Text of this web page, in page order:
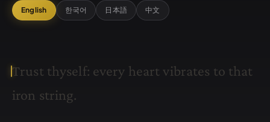
English 한국어 日本語 中文
Trust thyself: every heartvibrates to that
iron string.